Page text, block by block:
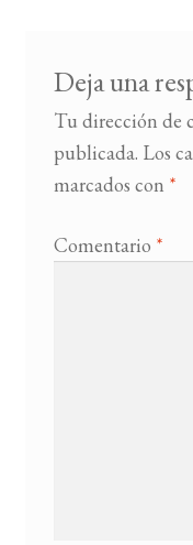
Deja una
Tu dirección de
publicada. Los
marcados con *
Comentario *